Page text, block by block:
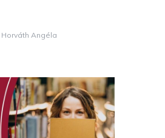
Horváth Angéla